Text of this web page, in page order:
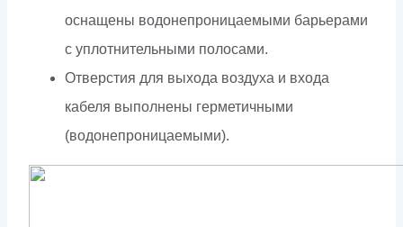
оснащены водонепроницаемыми барьерами
с уплотнительными полосами.
Отверстия для выхода воздуха и входа
кабеля выполнены герметичными
(водонепроницаемыми).